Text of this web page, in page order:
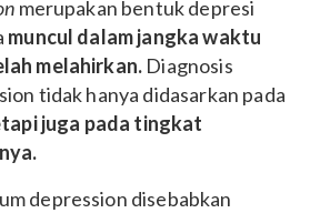
merupakan bentuk depresi
muncul dalam jangka waktu
melahirkan. Diagnosis
tidak hanya didasarkan pada
juga pada tingkat
depression disebabkan